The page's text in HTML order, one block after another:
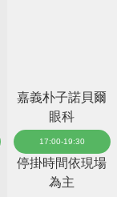
嘉義朴子諾貝爾
眼科
17:00-19:30
停掛時間依現場
為主